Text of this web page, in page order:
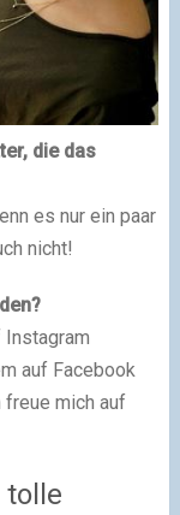
die das
es nur ein paar
nicht!
Instagram
auf Facebook
mich auf
tolle